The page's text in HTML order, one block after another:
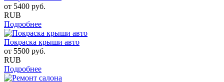
от 5400 руб.
RUB
Подробнее
Покраска крыши авто
от 5500 руб.
RUB
Подробнее